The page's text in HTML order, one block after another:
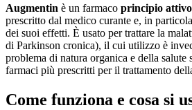
Augmentin è un farmaco principio attivo
prescritto dal medico curante e, in
dei suoi effetti. È usato per trattare la
di Parkinson cronica), il cui utilizzo è
problema di natura organica e della salute
farmaci più prescritti per il trattamento
Come funziona e cosa si